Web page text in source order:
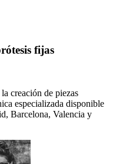
fijas
creación de piezas
especializada disponible
Barcelona, Valencia y